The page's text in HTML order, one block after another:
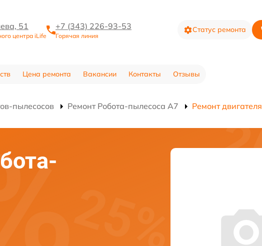
51
центра iLife
+7 (343) 226-93-53
Горячая линия
Статус ремонта
Цена ремонта Вакансии Контакты Отзывы
пылесосов Ремонт Робота-пылесоса A7 Ремонт двигателя